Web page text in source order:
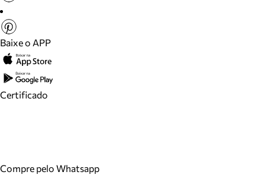
Baixe o APP
Certificado
Compre pelo Whatsapp